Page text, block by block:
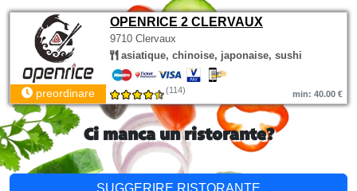
OPENRICE 2 CLERVAUX
9710 Clervaux
asiatique, chinoise, japonaise, sushi
preordinare (114) min: 40.00 €
Ci manca un ristorante?
SUGGERIRE RISTORANTE